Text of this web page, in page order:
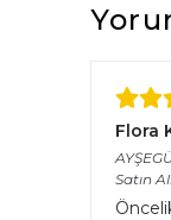
Flora
Satın